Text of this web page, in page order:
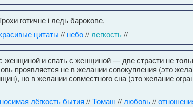
готичне і ледь барокове.
цитаты // небо// легкость//
женщиной и спать с женщиной — две страсти не
проявляется не в желании совокупления (это
но в желании совместного сна (это желание
лёгкость бытия //Томаш // любовь//